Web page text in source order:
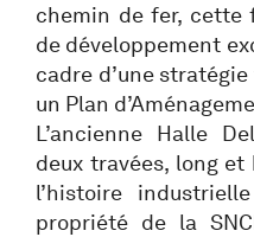
chemin de fer,
de développement
cadre d’une
un Plan
L’ancienne Halle
deux travées, long
l’histoire
propriété de la